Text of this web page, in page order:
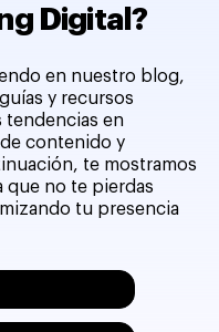
Digital?
en nuestro blog,
y recursos
tendencias en
contenido y
te mostramos
que no te pierdas
tu presencia